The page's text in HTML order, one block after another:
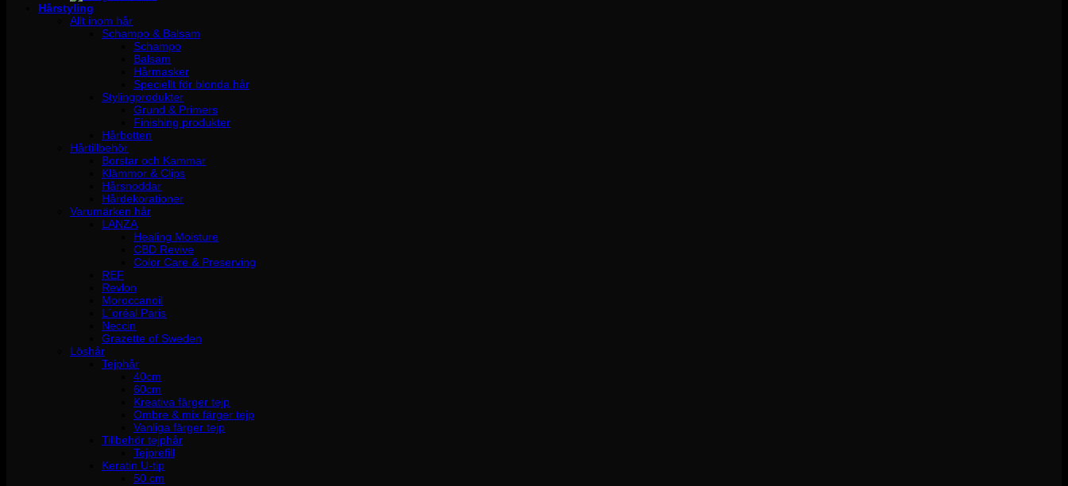
Hårstyling
Allt inom hår
Schampo & Balsam
Schampo
Balsam
Hårmasker
Speciellt för blonda hår
Stylingprodukter
Grund & Primers
Finishing produkter
Hårbotten
Hårtillbehör
Borstar och Kammar
Klämmor & Clips
Hårsnoddar
Hårdekorationer
Varumärken hår
LANZA
Healing Moisture
CBD Revive
Color Care & Preserving
REF
Revlon
Moroccanoil
L´oréal Paris
Neccin
Grazette of Sweden
Löshår
Tejphår
40cm
60cm
Kreativa färger tejp
Ombre & mix färger tejp
Vanliga färger tejp
Tillbehör tejphår
Tejprefill
Keratin U-tip
50 cm